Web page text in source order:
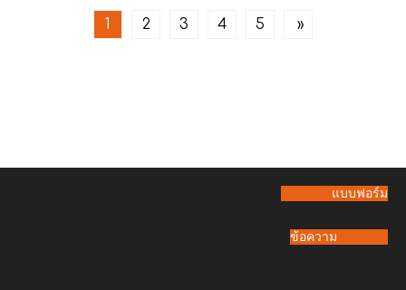
1 2 3 4 5 »
แบบฟอร์ม
ข้อความ